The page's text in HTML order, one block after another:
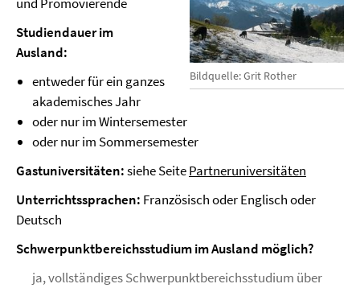
Bildquelle: Grit Rother
Studiendauer im
Ausland:
entweder für ein ganzes
akademisches Jahr
oder nur im Wintersemester
oder nur im Sommersemester
Gastuniversitäten:siehe SeitePartneruniversitäten
Unterrichtssprachen: Französisch oder Englisch oder
Deutsch
Schwerpunktbereichsstudium im Ausland möglich?
ja, vollständiges Schwerpunktbereichsstudium über